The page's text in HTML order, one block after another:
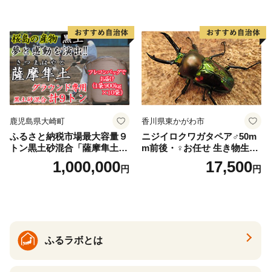
鹿児島県大崎町
ふるさと納税市場最大容量９
トン黒土砂混合「薩摩隼土」
（夢と感動の演出のグラウン
1,000,000円
香川県東かがわ市
ニジイロクワガタペア♂50m
m前後・♀お任せ 生き物生き
17,500円
ふるラボとは